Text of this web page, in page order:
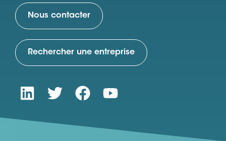
Nous contacter
Rechercher une entreprise